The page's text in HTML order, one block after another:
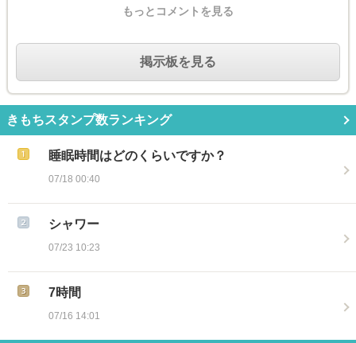
もっとコメントを見る
掲示板を見る
きもちスタンプ数ランキング
睡眠時間はどのくらいですか？
07/18 00:40
シャワー
07/23 10:23
7時間
07/16 14:01